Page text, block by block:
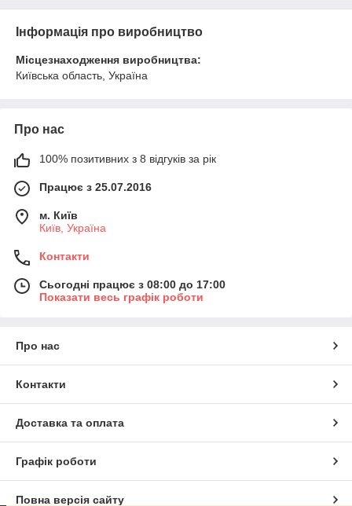
Інформація про виробництво
Місцезнаходження виробництва:
Київська область, Україна
Про нас
100% позитивних з 8 відгуків за рік
Працює з 25.07.2016
м. Київ
Київ, Україна
Контакти
Сьогодні працює з 08:00 до 17:00
Показати весь графік роботи
Про нас
Контакти
Доставка та оплата
Графік роботи
Повна версія сайту